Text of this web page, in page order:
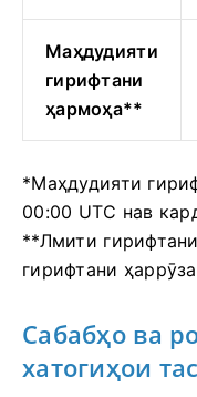
Маҳдудияти
гирифтани
ҳармоҳа**
*Маҳдудияти
00:00 UTC нав
**Лмити
гирифтани
Сабабҳо ва
хатогиҳои